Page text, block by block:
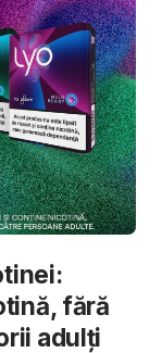
fără
adulți